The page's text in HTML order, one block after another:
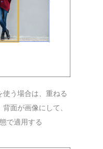
使う場合は、重ねる
面が画像にして、
で適用する